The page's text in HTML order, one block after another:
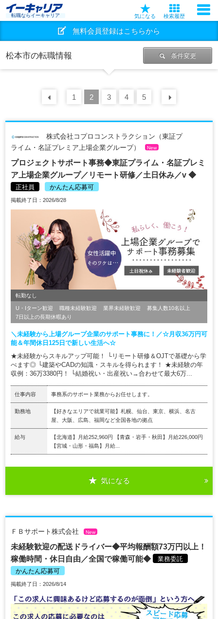
転職ならイーキャリア 気になる 検索履歴
無料会員登録はこちらから
松本市の転職情報 条件変更
前の 30
1 2 3 4 5
株式会社コプロコンストラクション（東証プ
ライム・名証プレミア上場企業グループ）
New
プロジェクトサポート事務◆東証プライム・名証プレミ
ア上場企業グループ／リモート研修／土日休み／v ◆
正社員 かんたん応募可
掲載終了日：2026/8/28
転勤なし
U・Iターン歓迎 職種未経験歓迎 業界未経験歓迎
募集人数10名以上
7日以上の長期休暇あり
＼未経験から上場グループ企業のサポート事務に！／☆月収36万円可
能＆年間休日125日で新しい生活へ☆
★未経験からスキルアップ可能！ └リモート研修＆OJTで基礎から学
べます◎ └建築やCADの知識・スキルを得られます！ ★未経験の年
収例：36万3380円！ └結婚祝い・出産祝い→合わせて最大6万...
仕事内容 事務系のサポート業務からお任せします。
勤務地
【好きなエリアで就業可能】札幌、仙台、東京、横浜、名古
屋、大阪、広島、福岡など全国各地の拠点
給与
【北海道】月給252,960円 【青森・岩手・秋田】月給226,000円
【宮城・山形・福島】月給...
気になる
ＦＢサポート株式会社 New
未経験歓迎の配送ドライバー◆平均報酬額73万円以上！
稼働時間・休日自由／全国で稼働可能◆
業務委託
かんたん応募可
掲載終了日：2026/8/14